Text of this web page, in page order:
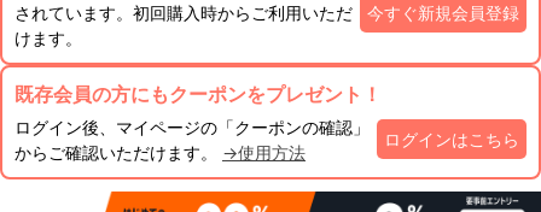
されています。初回購入時からご利用いただ
けます。
今すぐ新規会員登録
既存会員の方にもクーポンをプレゼント！
ログイン後、マイページの「クーポンの確認」
からご確認いただけます。 →使用方法
ログインはこちら